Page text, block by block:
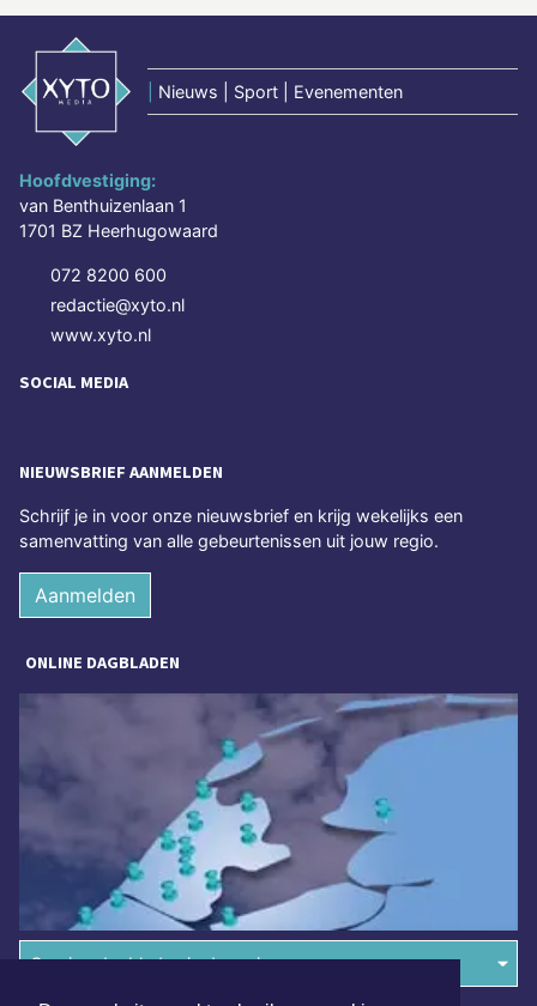
Nieuws | Sport | Evenementen
Hoofdvestiging:
van Benthuizenlaan 1
1701 BZ Heerhugowaard
072 8200 600
redactie@xyto.nl
www.xyto.nl
SOCIAL MEDIA
NIEUWSBRIEF AANMELDEN
Schrijf je in voor onze nieuwsbrief en krijg wekelijks een
samenvatting van alle gebeurtenissen uit jouw regio.
Aanmelden
ONLINE DAGBLADEN
Overige dagbladen in de regio